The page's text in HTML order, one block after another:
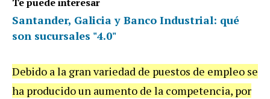
Santander, Galicia y Banco Industrial: qué
son sucursales "4.0"
Debido a la gran variedad de puestos de empleo se
ha producido un aumento de la competencia, por